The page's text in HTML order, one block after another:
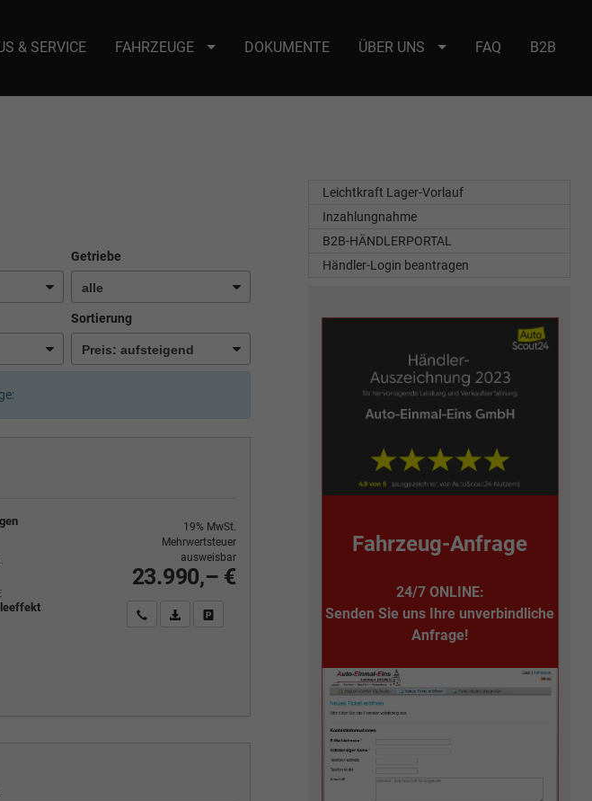
Host Name : selector2._domainkey Points to address or value: selector2-aee-
& SERVICE FAHRZEUGE DOKUMENTE ÜBER UNS FAQ B2B
Getriebe
Sortierung
23.990,– €
19% MwSt.
Mehrwertsteuer
ausweisbar
Wir rufen Sie anPDF-Fahrzeugexposé drucken
Fahrzeug drucken, parken oder vergleichen
Leichtkraft Lager-Vorlauf
Inzahlungnahme
B2B-HÄNDLERPORTAL
Händler-Login beantragen
Fahrzeug-Anfrage
24/7 ONLINE:
Senden Sie uns Ihre unverbindliche
Anfrage!